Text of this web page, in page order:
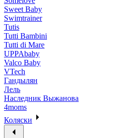
Sweet Baby
Swimtrainer
Tutis
Tutti Bambini
Tutti di Mare
UPPAbaby
Valco Baby
VTech
Гандылян
Лель
Наследник Выжанова
4moms
Коляски